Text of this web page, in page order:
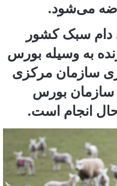
می‌شود.
دام سبک کشور
به وسیله بورس
سازمان مرکزی
سازمان بورس
حال انجام است.